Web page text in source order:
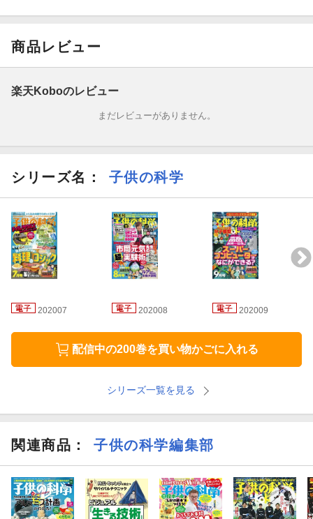
●生命進化の秘密を握る 古細菌アーキアを追え!!
ヒトを含む「真核生物」の祖先に最も近い生物「アーキア」。
海洋研究開発機構の井町寛之先生を中心にした研究チームは、こ
が明らかになりつつあります。
進化生物学や微生物学の分野に世界的なインパクトを与えた研究
について、井町先生にお話を伺いました。
●はじめようジブン専用パソコン マイクロビットの「逃げゲー」
を完成させよう
プログラミング学習ツールとして人気のマイクロビット（micro:bi
今回はマイクロビットの加速度センサーを使ってキャラを動か
し、スプライトから逃げるゲームを完成させます。
●おもしろ工作開発現場 コドモノカガク製作所 立体コロコロ迷
段ボールを使って、ビー玉を転がす迷路をつくりましょう。
とし穴など、いろいろな仕掛けを設置して、バリエーション豊か
なコースをつくる方法を紹介します。
商品レビュー
楽天Koboのレビュー
まだレビューがありません。
シリーズ名： 子供の科学
202007 202008 202009
配信中の200巻を買い物かごに入れる
シリーズ一覧を見る
関連商品 ： 子供の科学編集部